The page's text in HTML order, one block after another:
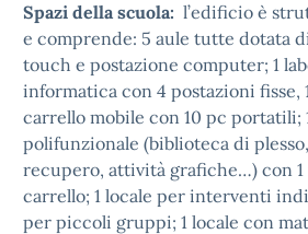
Spazi della scuola: l’edificio è
e comprende: 5 aule tutte dotata
touch e postazione computer; 1
informatica con 4 postazioni fisse,
carrello mobile con 10 pc portatili;
polifunzionale (biblioteca di
recupero, attività grafiche…) con
carrello; 1 locale per interventi
per piccoli gruppi; 1 locale con